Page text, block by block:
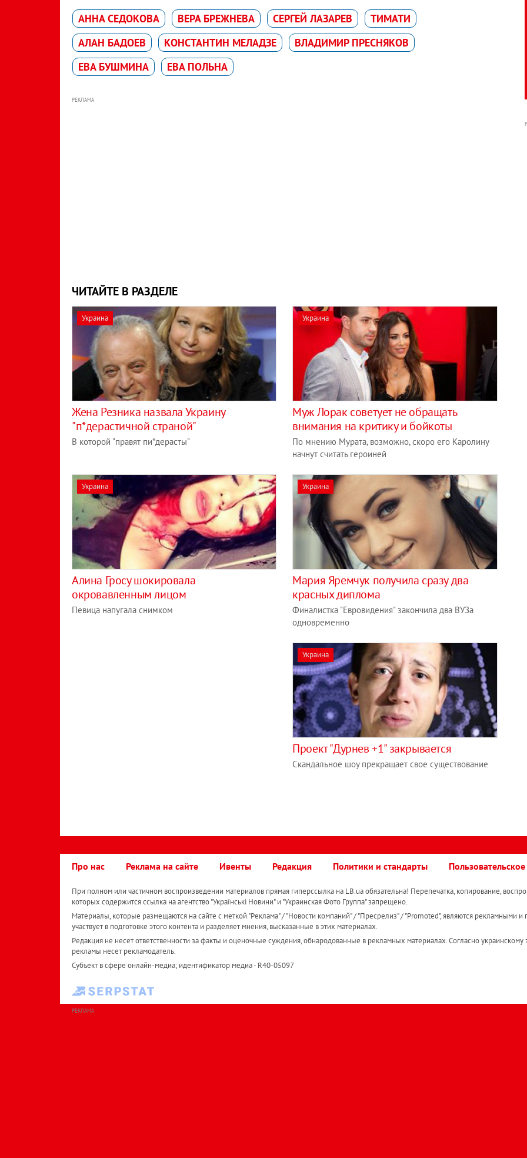
АННА СЕДОКОВА ВЕРА БРЕЖНЕВА СЕРГЕЙ ЛАЗАРЕВ
ТИМАТИ
АЛАН БАДОЕВ
КОНСТАНТИН МЕЛАДЗЕ
ВЛАДИМИР ПРЕСНЯКОВ
ЕВА БУШМИНА
ЕВА ПОЛЬНА
РЕКЛАМА
ЧИТАЙТЕ В РАЗДЕЛЕ
Украина
Жена Резника назвала Украину
"п*дерастичной страной"
В которой "правят пи*дерасты"
Украина
Муж Лорак советует не обращать
внимания на критику и бойкоты
По мнению Мурата, возможно, скоро его Каролину
начнут считать героиней
Украина
Алина Гросу шокировала
окровавленным лицом
Певица напугала снимком
Украина
Мария Яремчук получила сразу два
красных диплома
Финалистка "Евровидения" закончила два ВУЗа
одновременно
Украина
Проект "Дурнев +1" закрывается
Скандальное шоу прекращает свое существование
Про нас Реклама на сайте Ивенты Редакция Политики и стандарты
При полном или частичном воспроизведении материалов прямая гиперссылка на LB.ua обязательна! Перепечатка, копирование,
которых содержится ссылка на агентство "Українськi Новини" и "Украинская Фото Группа" запрещено.
Материалы, которые размещаются на сайте с меткой "Реклама" / "Новости компаний" / "Пресрелиз" / "Promoted", являются рекламными и
участвует в подготовке этого контента и разделяет мнения, высказанные в этих материалах.
Редакция не несет ответственности за факты и оценочные суждения, обнародованные в рекламных материалах. Согласно украинскому
рекламы несет рекламодатель.
Субъект в сфере онлайн-медиа; идентификатор медиа - R40-05097
РЕКЛАМА